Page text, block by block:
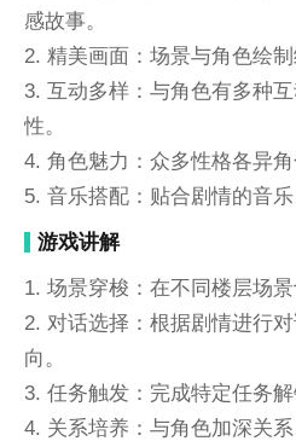
感故事。
2. 精美画面：场景与角色绘制
3. 互动多样：与角色有多种
性。
4. 角色魅力：众多性格各异角
5. 音乐搭配：贴合剧情的音乐
游戏讲解
1. 场景穿梭：在不同楼层场景
2. 对话选择：根据剧情进行
向。
3. 任务触发：完成特定任务解
4. 关系培养：与角色加深关系